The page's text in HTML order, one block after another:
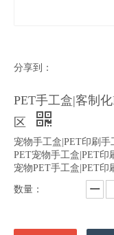
分享到：
PET手工盒|客制
区
宠物手工盒|PET印刷
PET宠物手工盒|PET印
宠物PET手工盒|PET
数量：